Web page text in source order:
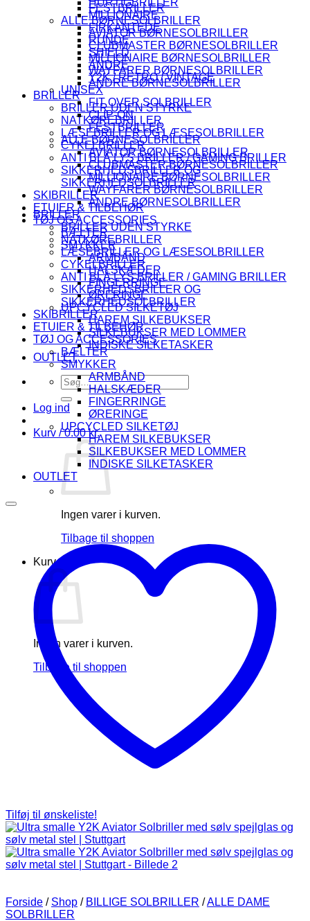
FESTBRILLER
ALLE BØRNESOLBRILLER
AVIATOR BØRNESOLBRILLER
CLUBMASTER BØRNESOLBRILLER
MILLIONAIRE BØRNESOLBRILLER
WAYFARER BØRNESOLBRILLER
ANDRE BØRNESOLBRILLER
BRILLER
BRILLER UDEN STYRKE
NATKØREBRILLER
LÆSEBRILLER OG LÆSESOLBRILLER
CYKELBRILLER
ANTI BLÅ LYS BRILLER / GAMING BRILLER
SIKKERHEDSBRILLER OG
SIKKERHEDSOLBRILLER
SKIBRILLER
ETUIER & TILBEHØR
TØJ OG ACCESSORIES
BÆLTER
SMYKKER
ARMBÅND
HALSKÆDER
FINGERRINGE
ØRERINGE
UPCYCLED SILKETØJ
HAREM SILKEBUKSER
SILKEBUKSER MED LOMMER
INDISKE SILKETASKER
OUTLET
Søg
efter:
Log ind
Kurv /0.00kr.
Ingen varer i kurven.
Tilbage til shoppen
Kurv
Ingen varer i kurven.
Tilbage til shoppen
MILLIONAIRE
FIRKANTEDE
RUNDE
SHIELD
ANDRE
Y2K / RETRO / VINTAGE
UNISEX
FIT OVER SOLBRILLER
CLIP-ON
FESTBRILLER
ALLE BØRNESOLBRILLER
AVIATOR BØRNESOLBRILLER
CLUBMASTER BØRNESOLBRILLER
MILLIONAIRE BØRNESOLBRILLER
WAYFARER BØRNESOLBRILLER
ANDRE BØRNESOLBRILLER
BRILLER
BRILLER UDEN STYRKE
NATKØREBRILLER
LÆSEBRILLER OG LÆSESOLBRILLER
CYKELBRILLER
ANTI BLÅ LYS BRILLER / GAMING BRILLER
SIKKERHEDSBRILLER OG
SIKKERHEDSOLBRILLER
SKIBRILLER
ETUIER & TILBEHØR
TØJ OG ACCESSORIES
BÆLTER
SMYKKER
ARMBÅND
HALSKÆDER
FINGERRINGE
ØRERINGE
UPCYCLED SILKETØJ
HAREM SILKEBUKSER
SILKEBUKSER MED LOMMER
INDISKE SILKETASKER
OUTLET
Tilføj til ønskeliste!
Forside / Shop / BILLIGE SOLBRILLER /ALLE DAME
SOLBRILLER